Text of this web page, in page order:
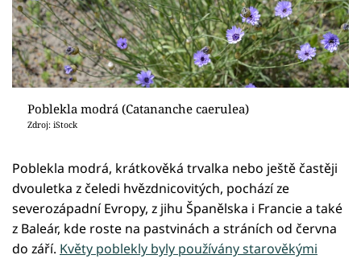
Poblekla modrá (Catananche caerulea)
Zdroj: iStock
Poblekla modrá, krátkověká trvalka nebo ještě častěji
dvouletka z čeledi hvězdnicovitých, pochází ze
severozápadní Evropy, z jihu Španělska i Francie a také
z Baleár, kde roste na pastvinách a stráních od června
do září. Květy poblekly byly používány starověkými